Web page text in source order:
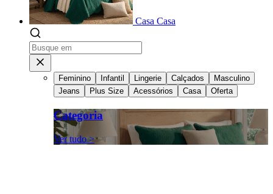
Casa Casa
Feminino Infantil Lingerie Calçados
Masculino
Jeans
Plus Size Acessórios Casa Oferta
Categoria
Ver tudo >